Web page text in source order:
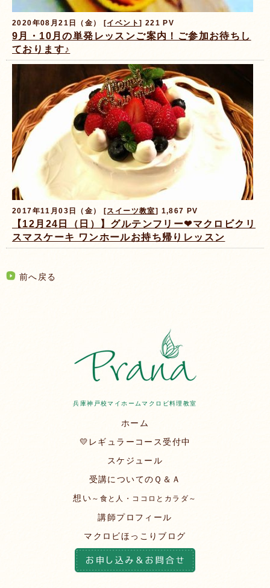
2020年08月21日（金） [イベント] 221 PV
9月・10月の単発レッスンご案内！ご参加お待ちし
ております♪
2017年11月03日（金） [スイーツ教室] 1,867 PV
【12月24日（日）】グルテンフリー❤マクロビクリ
スマスケーキ ワンホールお持ち帰りレッスン
前へ戻る
兵庫神戸校マイホームマクロビ料理教室
ホーム
💛レギュラーコース受付中
スケジュール
受講についてのＱ＆Ａ
想い ～食と人・ココロとカラダ～
講師プロフィール
マクロビほっこりブログ